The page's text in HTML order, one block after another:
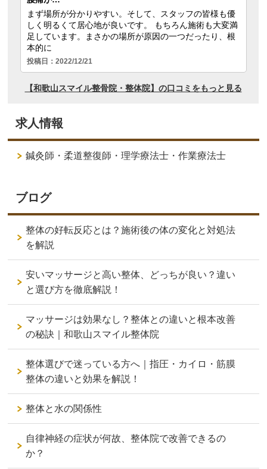
求人情報
鍼灸師・柔道整復師・理学療法士・作業療法士
ブログ
整体の好転反応とは？施術後の体の変化と対処法
を解説
安いマッサージと高い整体、どっちが良い？違い
と選び方を徹底解説！
マッサージは効果なし？整体との違いと根本改善
の秘訣｜和歌山スマイル整体院
整体選びで迷っている方へ｜指圧・カイロ・筋膜
整体の違いと効果を解説！
整体と水の関係性
自律神経の症状が何故、整体院で改善できるの
か？